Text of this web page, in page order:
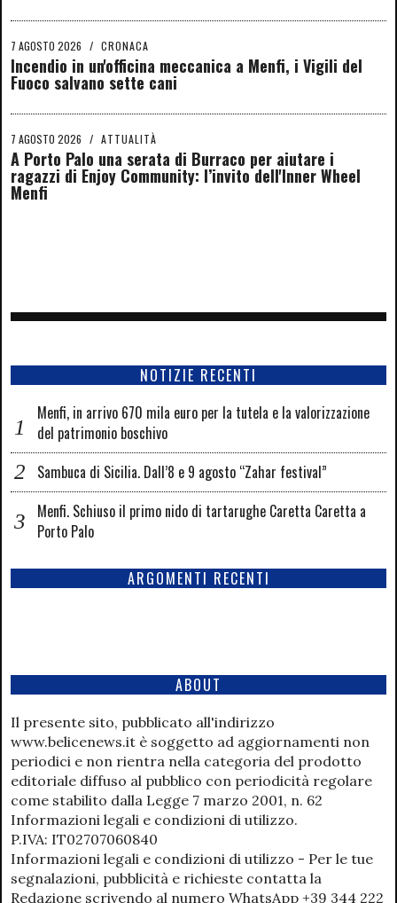
7 AGOSTO 2026 / CRONACA
Incendio in un'officina meccanica a Menfi, i Vigili del
Fuoco salvano sette cani
7 AGOSTO 2026 / ATTUALITÀ
A Porto Palo una serata di Burraco per aiutare i
ragazzi di Enjoy Community: l’invito dell'Inner Wheel
Menfi
NOTIZIE RECENTI
Menfi, in arrivo 670 mila euro per la tutela e la valorizzazione
del patrimonio boschivo
Sambuca di Sicilia. Dall’8 e 9 agosto “Zahar festival”
Menfi. Schiuso il primo nido di tartarughe Caretta Caretta a
Porto Palo
ARGOMENTI RECENTI
ABOUT
Il presente sito, pubblicato all'indirizzo
www.belicenews.it è soggetto ad aggiornamenti non
periodici e non rientra nella categoria del prodotto
editoriale diffuso al pubblico con periodicità regolare
come stabilito dalla Legge 7 marzo 2001, n. 62
Informazioni legali e condizioni di utilizzo.
P.IVA: IT02707060840
Informazioni legali e condizioni di utilizzo - Per le tue
segnalazioni, pubblicità e richieste contatta la
Redazione scrivendo al numero WhatsApp +39 344 222